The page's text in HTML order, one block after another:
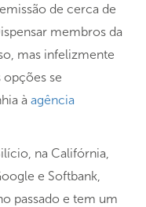
de cerca de
membros da
mas infelizmente
se
à agência
na Califórnia,
e Softbank,
passado e tem um